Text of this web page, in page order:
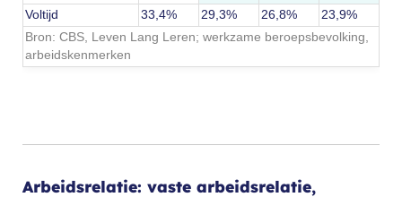
Voltijd 33,4% 29,3% 26,8%
23,9%
Bron: CBS,
Leven Lang Leren; werkzame beroepsbevolking,
arbeidskenmerken
Arbeidsrelatie: vaste arbeidsrelatie,